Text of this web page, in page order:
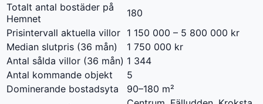
Totalt antal bostäder på
Hemnet
180
Prisintervall aktuella villor 1 150 000 – 5 800 000 kr
Median slutpris (36 mån)
1 750 000 kr
Antal sålda villor (36 mån) 1 344
Antal kommande objekt
5
Dominerande bostadsyta
90–180 m²